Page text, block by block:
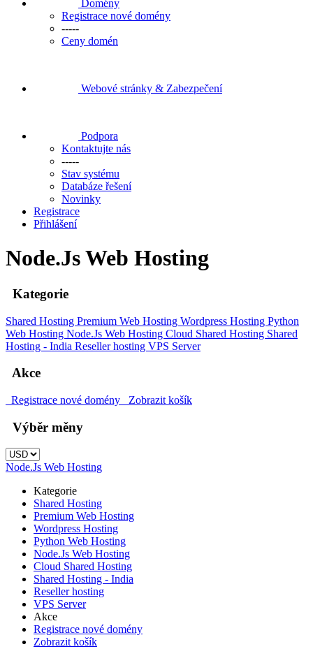
Domény
Registrace nové domény
-----
Ceny domén
Webové stránky & Zabezpečení
Podpora
Kontaktujte nás
-----
Stav systému
Databáze řešení
Novinky
Registrace
Přihlášení
Node.Js Web Hosting
Kategorie
Shared Hosting Premium Web Hosting Wordpress Hosting Python
Web Hosting Node.Js Web Hosting Cloud Shared Hosting Shared
Hosting - India Reseller hosting VPS Server
Akce
Registrace nové domény Zobrazit košík
Výběr měny
Node.Js Web Hosting
Kategorie
Shared Hosting
Premium Web Hosting
Wordpress Hosting
Python Web Hosting
Node.Js Web Hosting
Cloud Shared Hosting
Shared Hosting - India
Reseller hosting
VPS Server
Akce
Registrace nové domény
Zobrazit košík